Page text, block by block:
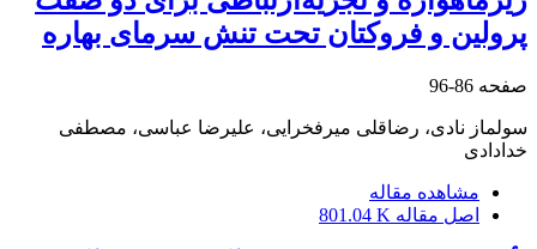
پرولین و فروکتان تحت تنش سرمای بهاره
صفحه 86-96
سولماز نادی، رضاقلی میرفخرایی، علیرضا عباسی، مصطفی
خدادادی
مشاهده مقاله
اصل مقاله 801.04 K